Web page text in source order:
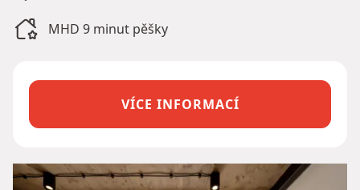
MHD 9 minut pěšky
VÍCE INFORMACÍ